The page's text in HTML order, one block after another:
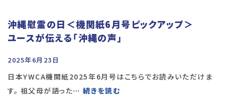
沖縄慰霊の日＜機関紙6月号ピックアップ＞
ユースが伝える「沖縄の声」
2025年6月23日
日本YWCA機関紙2025年6月号はこちらでお読みいただけま
す。 祖父母が語った… 続きを読む